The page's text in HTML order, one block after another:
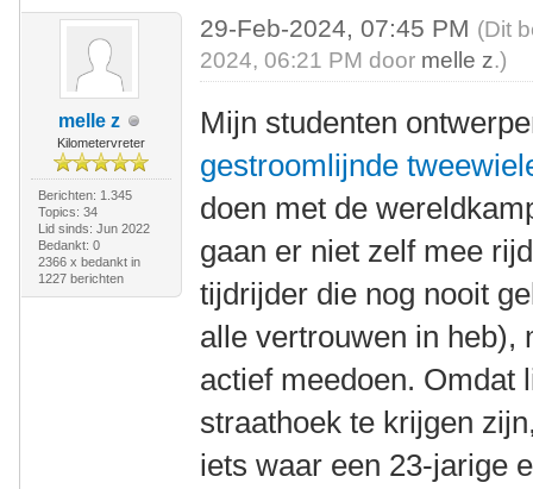
melle z
Kilometervreter
Berichten: 1.345
Topics: 34
Lid sinds: Jun 2022
Bedankt: 0
2366 x bedankt in
1227 berichten
29-Feb-2024, 07:45 PM (Dit
2024, 06:21 PM door melle z.)
Mijn studenten
gestroomlijnde
doen met de
gaan er niet zelf mee
tijdrijder die nog nooit
alle vertrouwen in heb),
actief meedoen. Omdat
straathoek te krijgen
iets waar een 23-jarige